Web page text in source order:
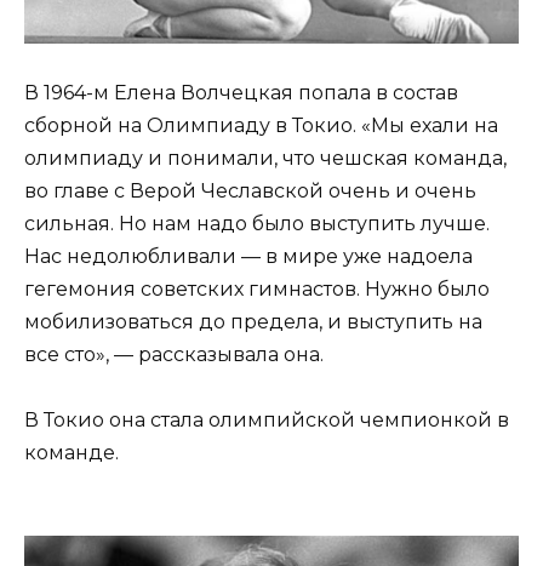
В 1964-м Елена Волчецкая попала в состав
сборной на Олимпиаду в Токио. «Мы ехали на
олимпиаду и понимали, что чешская команда,
во главе с Верой Чеславской очень и очень
сильная. Но нам надо было выступить лучше.
Нас недолюбливали — в мире уже надоела
гегемония советских гимнастов. Нужно было
мобилизоваться до предела, и выступить на
все сто», — рассказывала она.
В Токио она стала олимпийской чемпионкой в
команде.